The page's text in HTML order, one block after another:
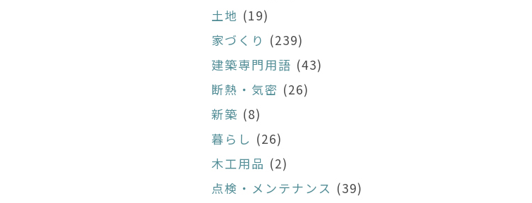
土地 (19)
家づくり (239)
建築専門用語 (43)
断熱・気密 (26)
新築 (8)
暮らし (26)
木工用品 (2)
点検・メンテナンス (39)